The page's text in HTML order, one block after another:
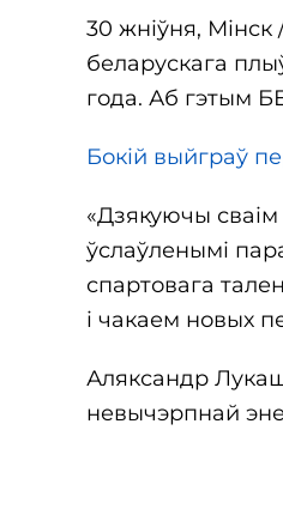
30 жніўня,
беларускага
года. Аб гэтым
Бокій выйграў
«Дзякуючы
ўслаўленымі
спартовага
і чакаем новых
Аляксандр
невычэрпнай